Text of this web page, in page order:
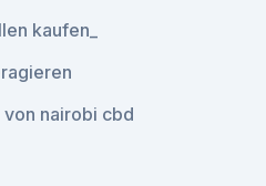
kaufen_
nairobi cbd